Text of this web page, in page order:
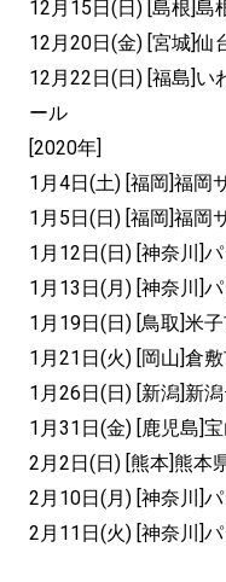
12月15日(日) [島根]島
12月20日(金) [宮城]仙
12月22日(日) [福島]い
ール
[2020年]
1月4日(土) [福岡]福岡
1月5日(日) [福岡]福岡
1月12日(日) [神奈川]
1月13日(月) [神奈川]
1月19日(日) [鳥取]米
1月21日(火) [岡山]倉
1月26日(日) [新潟]新
1月31日(金) [鹿児島]
2月2日(日) [熊本]熊本
2月10日(月) [神奈川]
2月11日(火) [神奈川]